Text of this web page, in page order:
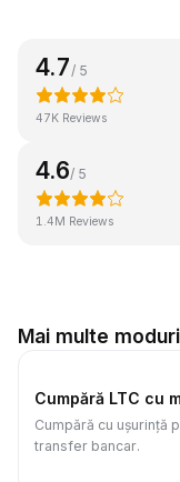
4.7 / 5
47K Reviews
4.6/ 5
1.4M Reviews
Mai multe
Cumpără LTC cu
Cumpără cu ușurință
transfer bancar.